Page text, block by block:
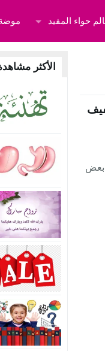
حواء المفيد موضة
بعض
الأكثر